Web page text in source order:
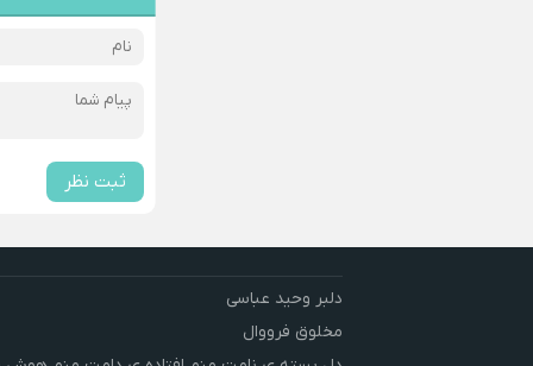
ثبت نظر
دلبر وحید عباسی
مخلوق فرووال